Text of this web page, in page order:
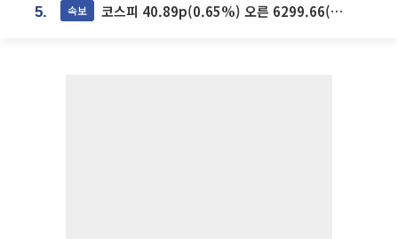
5. 속보 코스피 40.89p(0.65%) 오른 6299.66(마감)